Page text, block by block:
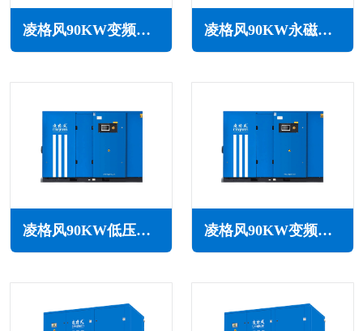
凌格风90KW变频空压机LSV系列 凌格风90KW永磁变频无油水润滑空压机LSW PM系列
凌格风90KW低压空压机LS LP系列 凌格风90KW变频低压空压机LSV LP系列